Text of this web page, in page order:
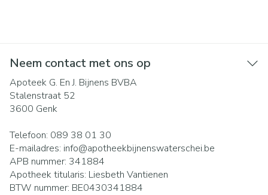
Neem contact met ons op
Apoteek G. En J. Bijnens BVBA
Stalenstraat 52
3600 Genk
Telefoon: 089 38 01 30
E-mailadres: info@apotheekbijnenswaterschei.be
APB nummer: 341884
Apotheek titularis: Liesbeth Vantienen
BTW nummer: BE0430341884